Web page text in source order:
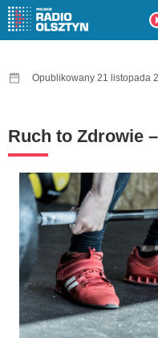
Opublikowany 21 listopada
Ruch to Zdrowie